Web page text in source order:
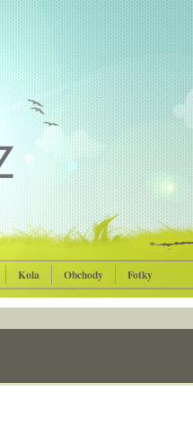
Kola Obchody Fotky